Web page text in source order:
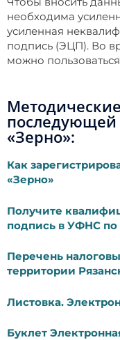
необходима
усиленная
подпись (ЭЦП). Во
можно пользоваться
последующей
«Зерно»:
Как
«Зерно»
Получите
подпись в УФНС по
Перечень
территории
Листовка.
Буклет